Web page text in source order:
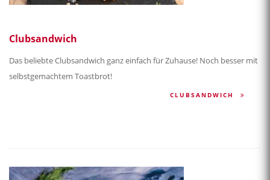
Clubsandwich
Das beliebte Clubsandwich ganz einfach für Zuhause! Noch besser mit
selbstgemachtem Toastbrot!
CLUBSANDWICH